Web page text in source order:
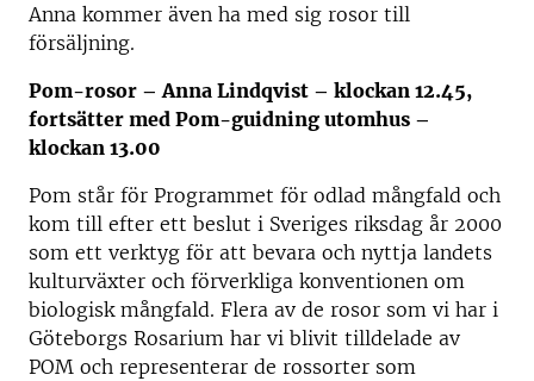
Anna kommer även ha med sig rosor till
försäljning.
Pom-rosor – Anna Lindqvist – klockan 12.45,
fortsätter med Pom-guidning utomhus –
klockan 13.00
Pom står för Programmet för odlad mångfald och
kom till efter ett beslut i Sveriges riksdag år 2000
som ett verktyg för att bevara och nyttja landets
kulturväxter och förverkliga konventionen om
biologisk mångfald. Flera av de rosor som vi har i
Göteborgs Rosarium har vi blivit tilldelade av
POM och representerar de rossorter som